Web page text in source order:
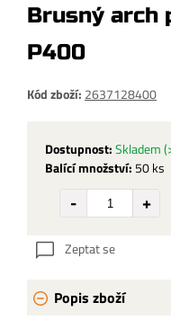
Brusný arch
P400
Kód zboží: 2637128400
Dostupnost:Skladem
Balící množství: 50 ks
Zeptat se
Popis zboží